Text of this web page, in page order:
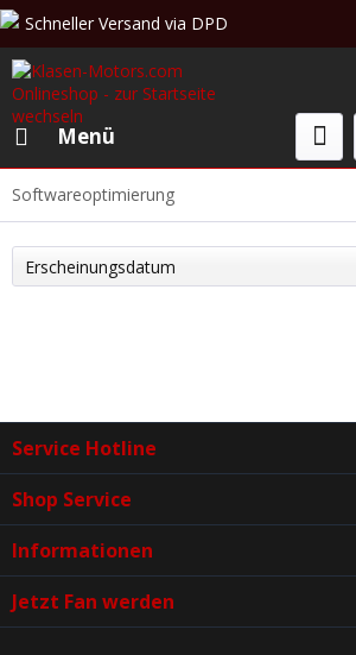
Schneller Versand via DPD
Beratung & Verkauf: +49 (0)208 62 67 34 02
Menü
Softwareoptimierung
Service Hotline
Shop Service
Informationen
Jetzt Fan werden